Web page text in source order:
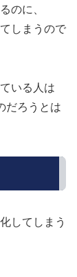
のに、
しまうので
いる人は
だろうとは
してしまう